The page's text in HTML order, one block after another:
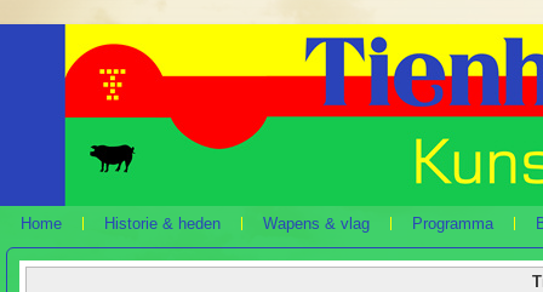
Home Historie & heden Wapens & vlag Programma